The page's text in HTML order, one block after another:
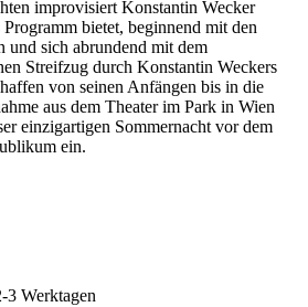
improvisiert Konstantin Wecker
bietet, beginnend mit den
und sich abrundend mit dem
Streifzug durch Konstantin Weckers
von seinen Anfängen bis in die
aus dem Theater im Park in Wien
einzigartigen Sommernacht vor dem
ein.
Werktagen